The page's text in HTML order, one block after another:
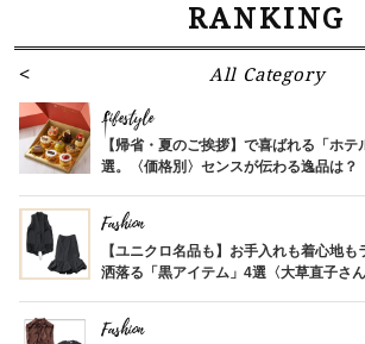
RANKING
All Category
Lifestyle
【帰省・夏のご挨拶】で喜ばれる「ホテ
選。〈価格別〉センスが伝わる逸品は？
Fashion
【ユニクロ名品も】お手入れも着心地も
洒落る「黒アイテム」4選〈大草直子さん
Fashion